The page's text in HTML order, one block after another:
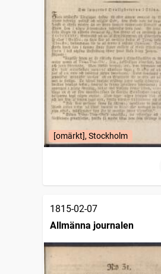
[omärkt], Stockholm
1815-02-07
Allmänna journalen